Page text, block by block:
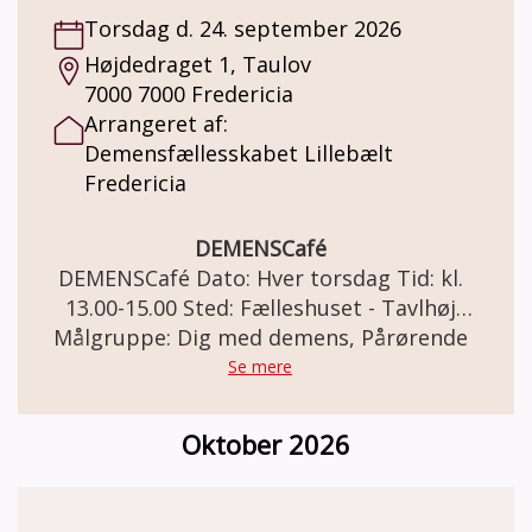
på livet. Desuden vil du få mulighed for at
høre mennesker med demens fortælle om,
hvad der giver glæde og livskvalitet i en
forandret hverdag - og om hvad der gør det
sværere.
Torsdag d. 24. september 2026
Højdedraget 1, Taulov
7000 7000 Fredericia
Arrangeret af:
Demensfællesskabet Lillebælt
Fredericia
DEMENSCafé
DEMENSCafé Dato: Hver torsdag Tid: kl.
13.00-15.00 Sted: Fælleshuset - Tavlhøj
Højdedraget 1, Taulov, 7000 Fredericia
uformelt og støttende fællesskab i vores
Målgruppe: Dig med demens, Pårørende
Se mere
Oktober 2026